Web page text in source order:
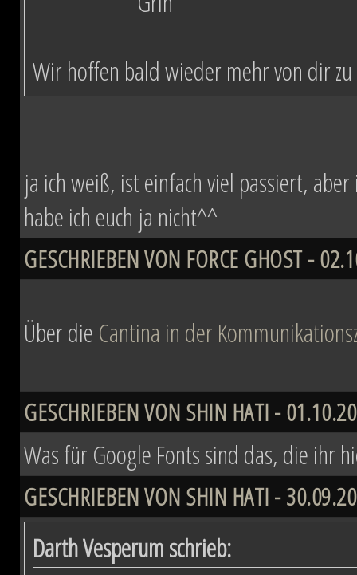
Wir hoffen bald wieder mehr von dir
ja ich weiß, ist einfach viel passiert,
habe ich euch ja nicht^^
GESCHRIEBEN VON FORCE GHOST -
Über die Cantina in der
GESCHRIEBEN VON SHIN HATI -
Was für Google Fonts sind das, die ihr
GESCHRIEBEN VON SHIN HATI -
Darth Vesperum schrieb: